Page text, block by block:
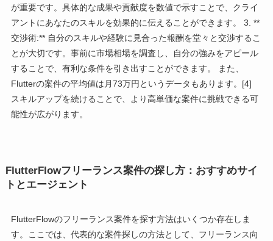
が重要です。具体的な成果や貢献度を数値で示すことで、クライ
アントにあなたのスキルを効果的に伝えることができます。 3. **
交渉術:** 自分のスキルや経験に見合った報酬を堂々と交渉するこ
とが大切です。事前に市場相場を調査し、自分の強みをアピール
することで、有利な条件を引き出すことができます。 また、
Flutterの案件の平均値は月73万円というデータもあります。[4]
スキルアップを続けることで、より高単価な案件に挑戦できる可
能性が広がります。
FlutterFlowフリーランス案件の探し方：おすすめサイ
トとエージェント
FlutterFlowのフリーランス案件を探す方法はいくつか存在しま
す。ここでは、代表的な案件探しの方法として、フリーランス向